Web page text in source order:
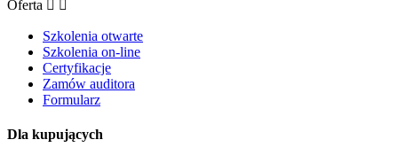
Oferta  
Szkolenia otwarte
Szkolenia on-line
Certyfikacje
Zamów auditora
Formularz
Dla kupujących